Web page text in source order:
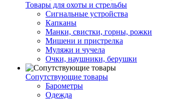
Товары для охоты и стрельбы
Сигнальные устройства
Капканы
Манки, свистки, горны, рожки
Мишени и пристрелка
Муляжи и чучела
Очки, наушники, берушки
Сопутствующие товары
Барометры
Одежда